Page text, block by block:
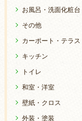
お風呂・洗面化粧台
その他
カーポート・テラス
キッチン
トイレ
和室・洋室
壁紙・クロス
外装・塗装